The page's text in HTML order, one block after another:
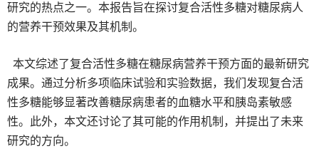
研究的热点之一。本报告旨在探讨复合活性多糖对糖尿病人
的营养干预效果及其机制。
本文综述了复合活性多糖在糖尿病营养干预方面的最新研究
成果。通过分析多项临床试验和实验数据，我们发现复合活
性多糖能够显著改善糖尿病患者的血糖水平和胰岛素敏感
性。此外，本文还讨论了其可能的作用机制，并提出了未来
研究的方向。